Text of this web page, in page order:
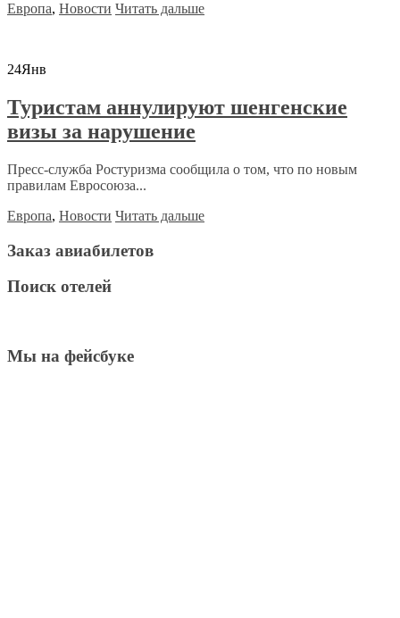
Европа, Новости Читать дальше
24Янв
Туристам аннулируют шенгенские
визы за нарушение
Пресс-служба Ростуризма сообщила о том, что по новым
правилам Евросоюза...
Европа, Новости Читать дальше
Заказ авиабилетов
Поиск отелей
Мы на фейсбуке